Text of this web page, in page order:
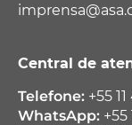
Central de
Telefone: +55
WhatsApp: +55